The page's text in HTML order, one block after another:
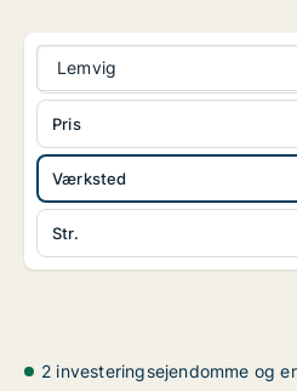
Lemvig
Værksted
Str.
Pris
2 investeringsejendomme og